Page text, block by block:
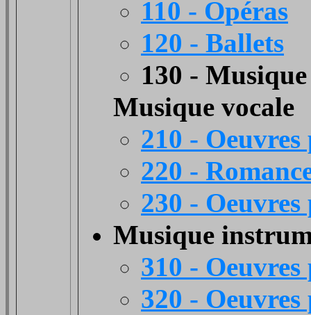
110 - Opéras
120 - Ballets
130 -
Musique vocale
210 -
220 -
230 -
Musique
310 -
320 -